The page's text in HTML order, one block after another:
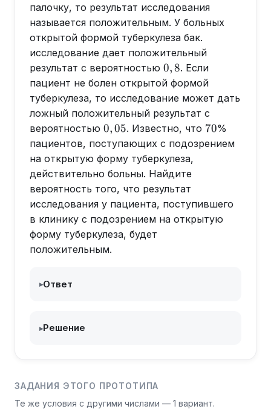
палочку, то результат исследования
называется положительным. У больных
открытой формой туберкулеза бак.
исследование дает положительный
результат с вероятностью 0,8
0,8. Если
пациент не болен открытой формой
туберкулеза, то исследование может дать
ложный положительный результат с
вероятностью 0,05
0,05. Известно, что 70
70%
пациентов, поступающих с подозрением
на открытую форму туберкулеза,
действительно больны. Найдите
вероятность того, что результат
исследования у пациента, поступившего
в клинику с подозрением на открытую
форму туберкулеза, будет
положительным.
▸Ответ
▸Решение
ЗАДАНИЯ ЭТОГО ПРОТОТИПА
Те же условия с другими числами — 1 вариант.